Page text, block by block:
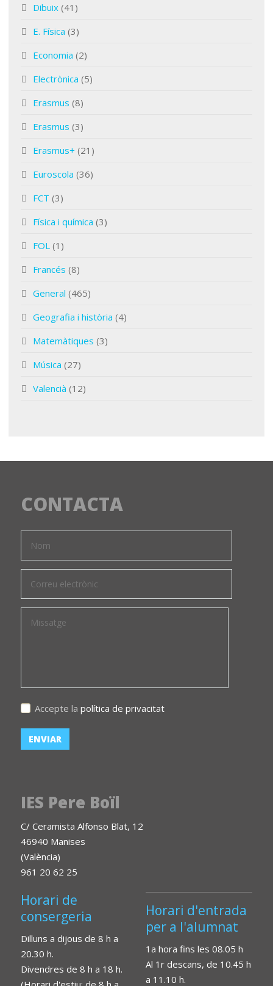
Dibuix (41)
E. Física (3)
Economia (2)
Electrònica (5)
Erasmus (8)
Erasmus (3)
Erasmus+ (21)
Euroscola (36)
FCT (3)
Física i química (3)
FOL (1)
Francés (8)
General (465)
Geografia i història (4)
Matemàtiques (3)
Música (27)
Valencià (12)
CONTACTA
Accepte la política de privacitat
IES Pere Boïl
C/ Ceramista Alfonso Blat, 12
46940 Manises
(València)
961 20 62 25
Horari de
consergeria
Dilluns a dijous de 8 h a
20.30 h.
Divendres de 8 h a 18 h.
Horari d'entrada
per a l'alumnat
1a hora fins les 08.05 h
Al 1r descans, de 10.45 h
a 11.10 h.